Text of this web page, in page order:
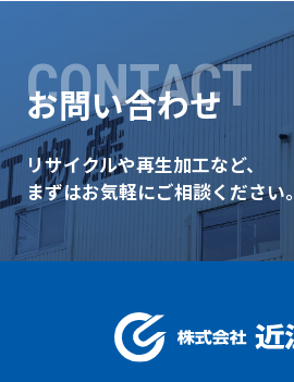
CONTACT
お問い合わせ
リサイクルや再生加工など、
まずはお気軽にご相談ください。